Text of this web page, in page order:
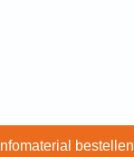
Infomaterial bestellen